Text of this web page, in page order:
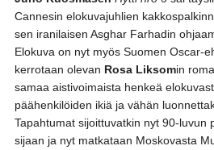
Cannesin elokuvajuhlien
sen iranilaisen Asghar Farhadin
Elokuva on nyt myös Suomen Oscar-
kerrotaan olevan Rosa Liksomin
samaa aistivoimaista henkeä
päähenkilöiden ikiä ja vähän
Tapahtumat sijoittuvatkin nyt 90-luvun
sijaan ja nyt matkataan Moskovasta